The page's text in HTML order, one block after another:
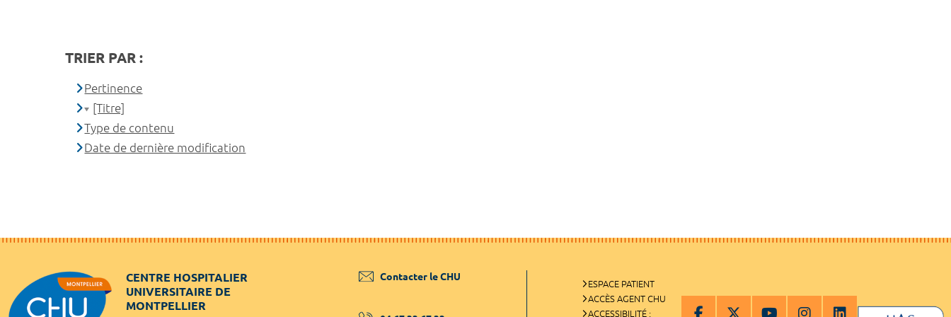
TRIER PAR :
Pertinence
[Titre]
Type de contenu
Date de dernière modification
CENTRE HOSPITALIER
UNIVERSITAIRE DE
MONTPELLIER
Contacter le CHU
ESPACE PATIENT
ACCÈS AGENT CHU
ACCESSIBILITÉ :